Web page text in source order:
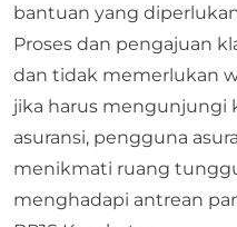
bantuan yang
Proses dan pengajuan
dan tidak memerlukan
jika harus mengunjungi
asuransi, pengguna
menikmati ruang
menghadapi antrean